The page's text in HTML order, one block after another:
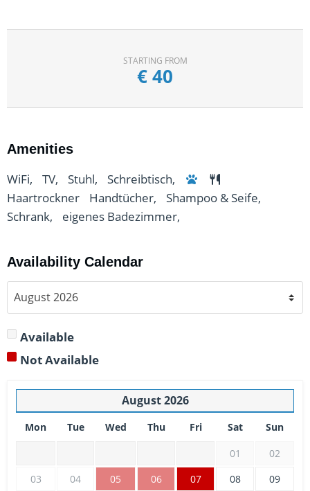
STARTING FROM
€ 40
Amenities
WiFi, TV, Stuhl,
Schreibtisch,
Haartrockner
Handtücher,
Shampoo & Seife,
Schrank,
eigenes Badezimmer,
Availability Calendar
Available
Not Available
August 2026
Mon Tue Wed Thu Fri Sat
Sun
01
02
03
04 05 06 07 08 09